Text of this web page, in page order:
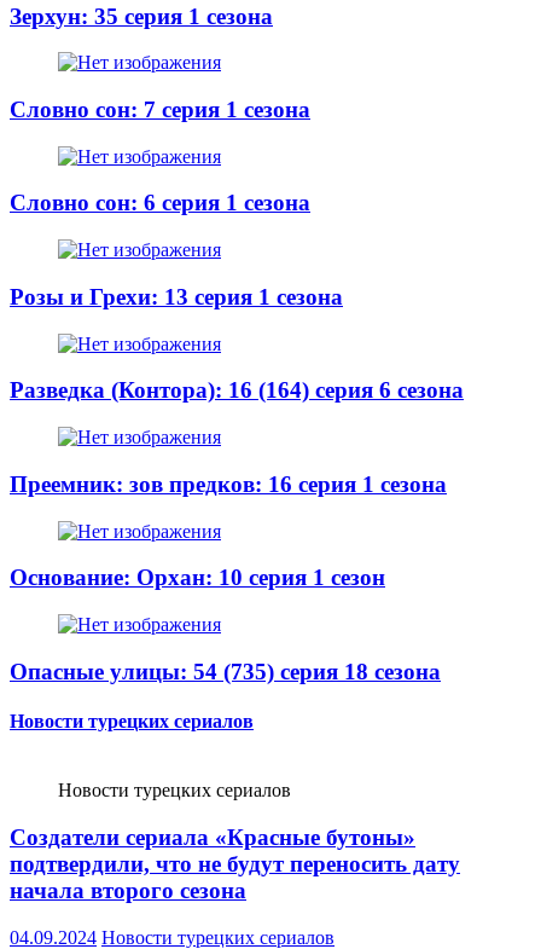
Зерхун: 35 серия 1 сезона
Словно сон: 7 серия 1 сезона
Словно сон: 6 серия 1 сезона
Розы и Грехи: 13 серия 1 сезона
Разведка (Контора): 16 (164) серия 6 сезона
Преемник: зов предков: 16 серия 1 сезона
Основание: Орхан: 10 серия 1 сезон
Опасные улицы: 54 (735) серия 18 сезона
Новости турецких сериалов
Новости турецких сериалов
Создатели сериала «Красные бутоны»
подтвердили, что не будут переносить дату
начала второго сезона
04.09.2024 Новости турецких сериалов